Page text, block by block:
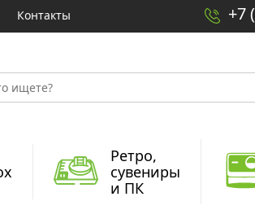
Контакты +7
Ретро,
сувениры
и ПК